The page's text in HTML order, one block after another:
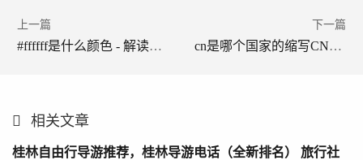
上一篇
#ffffff是什么颜色 - 解读纯白色的RGB、Hex和CSS含义
下一篇
cn是哪个国家的缩写CN代表中国，详细解读其作为国家代码的含义与应用
相关文章
桂林自由行导游推荐，桂林导游电话（全新排名） 旅行社